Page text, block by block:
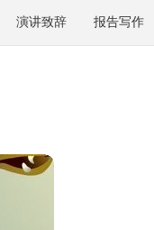
演讲致辞 报告写作